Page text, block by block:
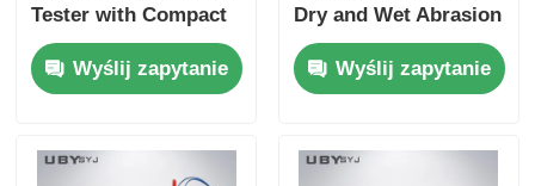
Tester with Compact
Structure and User-
Friendly Interface for
Friction and Wear
Wyślij zapytanie
Dry and Wet Abrasion
Test with Adjustable
Load Range and Real-
time Friction
Wyślij zapytanie